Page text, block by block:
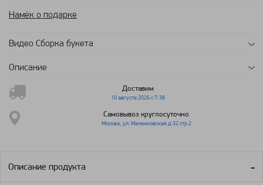
Намёк о подарке
Видео Сборка букета
Описание
Доставим
10 августа 2026 с 7:38
Самовывоз круглосуточно
Москва, ул. Маленковская д.32 стр.2
Описание продукта